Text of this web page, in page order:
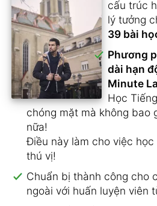
cấu trúc
lý tưởng
39 bài
Phương
dài hạn
Minute
Học
chóng mặt mà không bao
nữa!
Điều này làm cho việc
thú vị!
Chuẩn bị thành công cho
ngoài với huấn luyện viên